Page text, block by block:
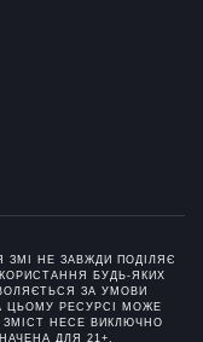
ЗМІ НЕ ЗАВЖДИ ПОДІЛЯЄ
БУДЬ-ЯКИХ
ЗА УМОВИ
ЦЬОМУ РЕСУРСІ МОЖЕ
ЗМІСТ НЕСЕ ВИКЛЮЧНО
ДЛЯ 21+.